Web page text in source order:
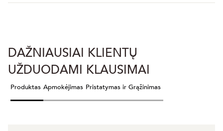
DAŽNIAUSIAI KLIENTŲ
UŽDUODAMI KLAUSIMAI
Produktas Apmokėjimas Pristatymas ir Grąžinimas